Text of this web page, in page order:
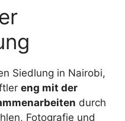
Siedlung in Nairobi,
eng mit der
durch
Fotografie und